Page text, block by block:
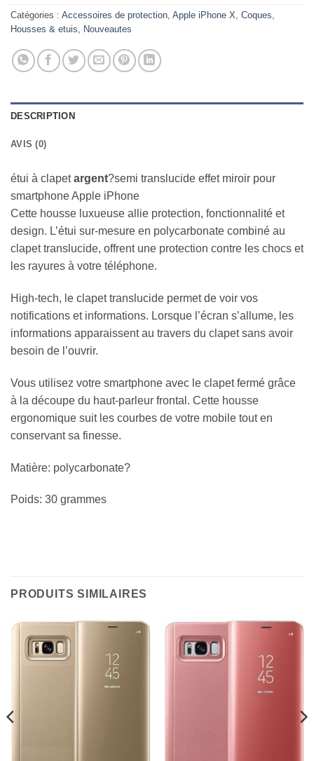
Catégories : Accessoires de protection, Apple iPhone X, Coques,
Housses & etuis, Nouveautes
DESCRIPTION
AVIS (0)
étui à clapetargent?semi translucide effet miroir pour
smartphone Apple iPhone
Cette housse luxueuse allie protection, fonctionnalité et
design. L’étui sur-mesure en polycarbonate combiné au
clapet translucide, offrent une protection contre les chocs et
les rayures à votre téléphone.
High-tech, le clapet translucide permet de voir vos
notifications et informations. Lorsque l’écran s’allume, les
informations apparaissent au travers du clapet sans avoir
besoin de l’ouvrir.
Vous utilisez votre smartphone avec le clapet fermé grâce
à la découpe du haut-parleur frontal. Cette housse
ergonomique suit les courbes de votre mobile tout en
conservant sa finesse.
Matière: polycarbonate?
Poids: 30 grammes
PRODUITS SIMILAIRES